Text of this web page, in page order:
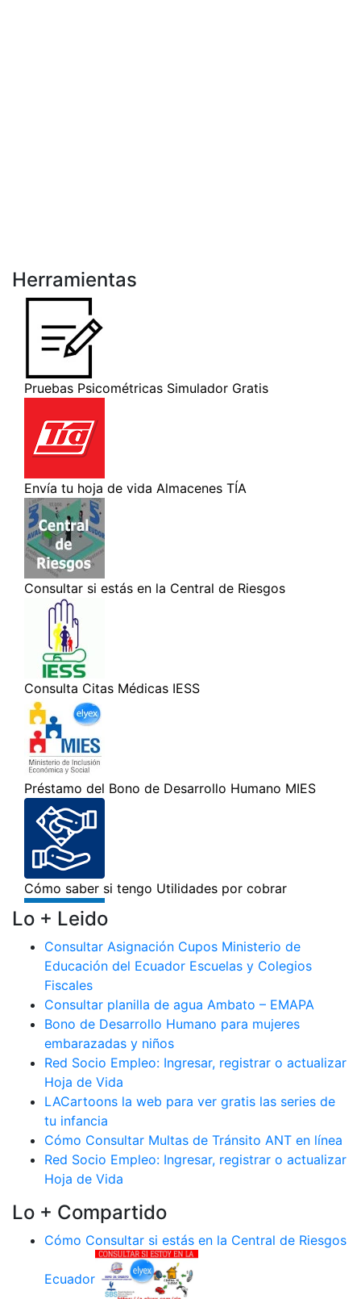
Herramientas
Lo + Leido
Consultar Asignación Cupos Ministerio de
Educación del Ecuador Escuelas y Colegios
Fiscales
Consultar planilla de agua Ambato – EMAPA
Bono de Desarrollo Humano para mujeres
embarazadas y niños
Red Socio Empleo: Ingresar, registrar o actualizar
Hoja de Vida
LACartoons la web para ver gratis las series de
tu infancia
Cómo Consultar Multas de Tránsito ANT en línea
Red Socio Empleo: Ingresar, registrar o actualizar
Hoja de Vida
Lo + Compartido
Cómo Consultar si estás en la Central de Riesgos
Ecuador